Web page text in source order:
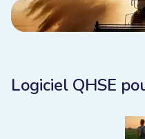
Logiciel QHSE